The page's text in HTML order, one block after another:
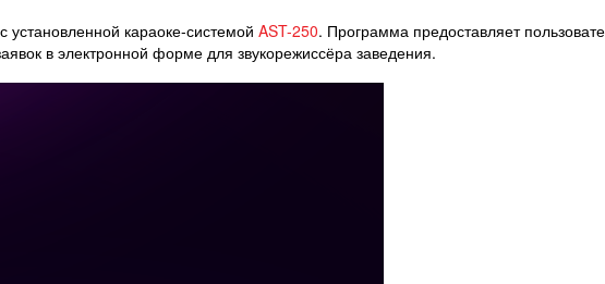
караоке-системой AST-250. Программа предоставляет
в электронной форме для звукорежиссёра заведения.